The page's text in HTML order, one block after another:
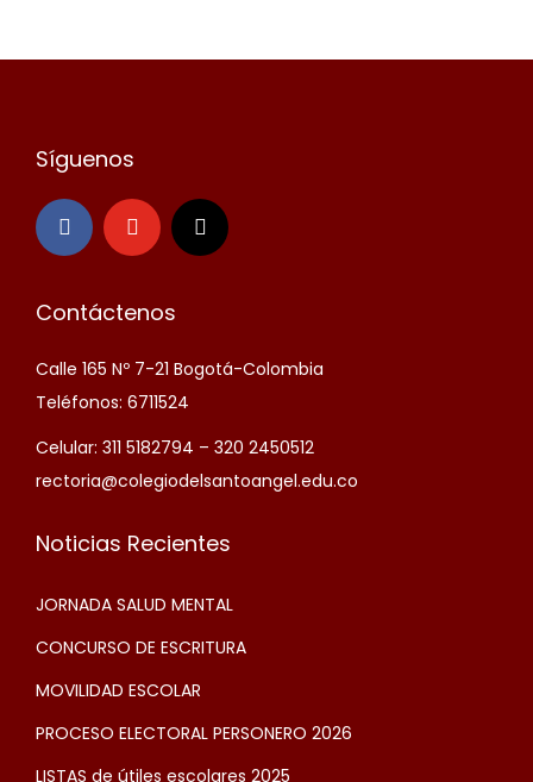
Síguenos
Contáctenos
Calle 165 Nº 7-21 Bogotá-Colombia
Teléfonos: 6711524
Celular: 311 5182794 – 320 2450512
rectoria@colegiodelsantoangel.edu.co
Noticias Recientes
JORNADA SALUD MENTAL
CONCURSO DE ESCRITURA
MOVILIDAD ESCOLAR
PROCESO ELECTORAL PERSONERO 2026
LISTAS de útiles escolares 2025